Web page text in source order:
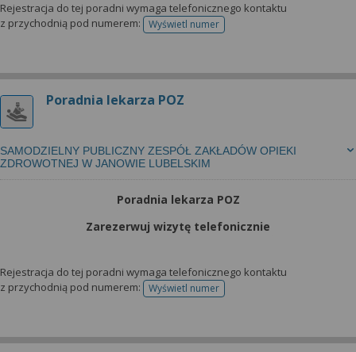
Rejestracja do tej poradni wymaga telefonicznego kontaktu
z przychodnią pod numerem:
Wyświetl numertelefonu do rejestracji
Poradnia lekarza POZ
SAMODZIELNY PUBLICZNY ZESPÓŁ ZAKŁADÓW OPIEKI
ZDROWOTNEJ W JANOWIE LUBELSKIM
Poradnia lekarza POZ
Zarezerwuj wizytę telefonicznie
Rejestracja do tej poradni wymaga telefonicznego kontaktu
z przychodnią pod numerem:
Wyświetl numertelefonu do rejestracji